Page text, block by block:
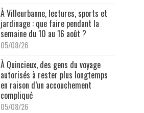
À Villeurbanne, lectures, sports et
jardinage : que faire pendant la
semaine du 10 au 16 août ?
05/08/26
À Quincieux, des gens du voyage
autorisés à rester plus longtemps
en raison d’un accouchement
compliqué
05/08/26